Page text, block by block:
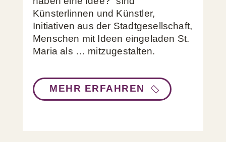
Künsterlinnen und Künstler,
Initiativen aus der Stadtgesellschaft,
Menschen mit Ideen eingeladen St.
Maria als … mitzugestalten.
MEHR ERFAHREN